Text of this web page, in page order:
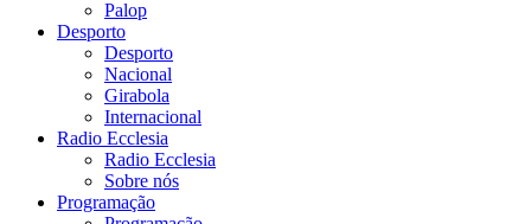
Palop
Desporto
Desporto
Nacional
Girabola
Internacional
Radio Ecclesia
Radio Ecclesia
Sobre nós
Programação